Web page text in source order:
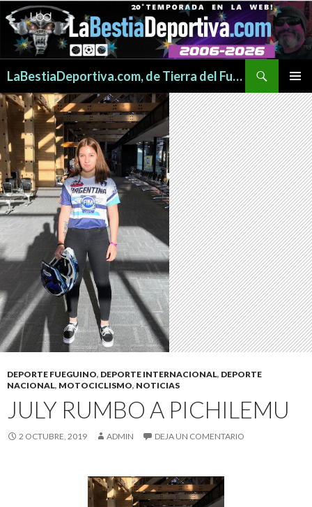
LaBestiaDeportiva.com, de Tierra del Fuego para todo el mundo
MENÚ
AL
CONTENIDO
DEPORTE FUEGUINO, DEPORTE INTERNACIONAL, DEPORTE
NACIONAL, MOTOCICLISMO, NOTICIAS
JULY RUMBO A PICHILEMU
2 OCTUBRE, 2019 ADMIN DEJA UN COMENTARIO